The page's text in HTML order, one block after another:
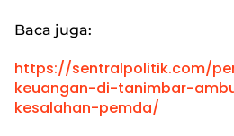
Baca juga:
https://sentralpolitik.com/
keuangan-di-tanimbar-
kesalahan-pemda/